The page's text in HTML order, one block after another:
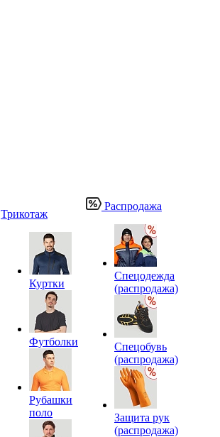
Трикотаж
Куртки
Футболки
Рубашки
поло
Распродажа
Спецодежда
(распродажа)
Спецобувь
(распродажа)
Защита рук
(распродажа)